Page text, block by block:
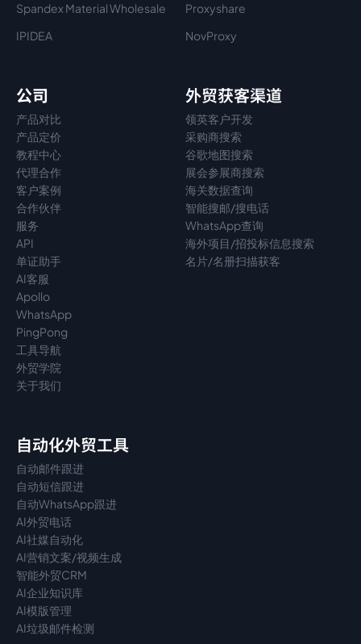
Spandex Material Wholesale​
Proxyshare
IPIDEA
NovProxy
公司
产品对比
产品定价
教程中心
代理合作
客户案例
合作伙伴
服务
API
单证助手
AI客服
Apollo
WhatsApp
PingPong
工具导航
外贸学院
关于我们
外贸获客渠道
领英客户开发
采购商搜索
谷歌地图搜索
展会参展商搜索
海关数据查询
智能搜邮/搜电话
WhatsApp查询
海外项目/招投标信息搜索
名片/名册扫描获客
自动化外贸工具
自动邮件跟进
自动短信跟进
自动WhatsApp跟进
AI外贸电话
AI社媒自动化
AI营销文案/视频生成
智能外贸CRM
AI企业知识库
AI模版管理
AI垃圾邮件检测